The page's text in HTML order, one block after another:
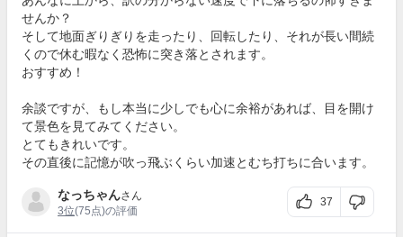
せんか？
そして地面ぎりぎりを走ったり、回転したり、それが長い間続
くので休む暇なく恐怖に突き落とされます。
おすすめ！
余談ですが、もし本当に少しでも心に余裕があれば、目を開け
て景色を見てみてください。
とてもきれいです。
その直後に記憶が吹っ飛ぶくらい加速とむち打ちに合います。
なっちゃんさん
3位(75点)の評価
37